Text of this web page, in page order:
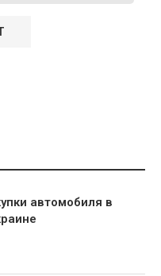
автомобиля в